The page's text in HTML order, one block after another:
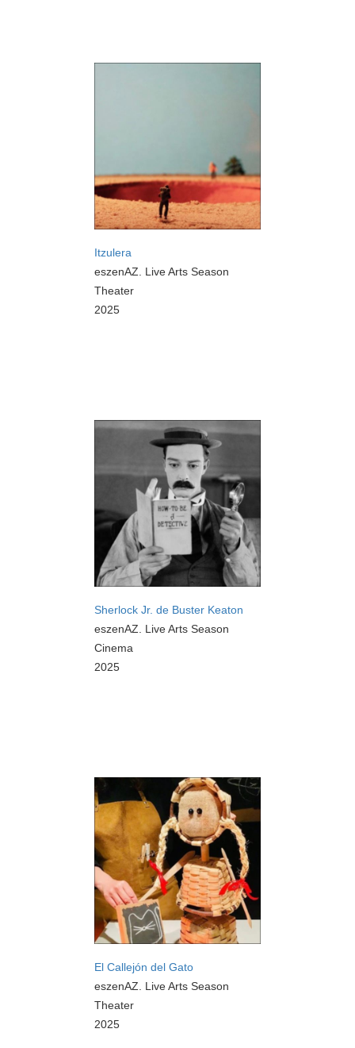
Itzulera
eszenAZ. Live Arts Season
Theater
2025
Sherlock Jr. de Buster Keaton
eszenAZ. Live Arts Season
Cinema
2025
El Callejón del Gato
eszenAZ. Live Arts Season
Theater
2025